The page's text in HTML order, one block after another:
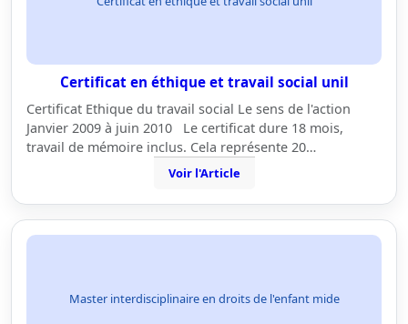
Certificat en éthique et travail social unil
Certificat Ethique du travail social Le sens de l'action
Janvier 2009 à juin 2010 Le certificat dure 18 mois,
travail de mémoire inclus. Cela représente 20…
Voir l'Article
Master interdisciplinaire en droits de l'enfant mide